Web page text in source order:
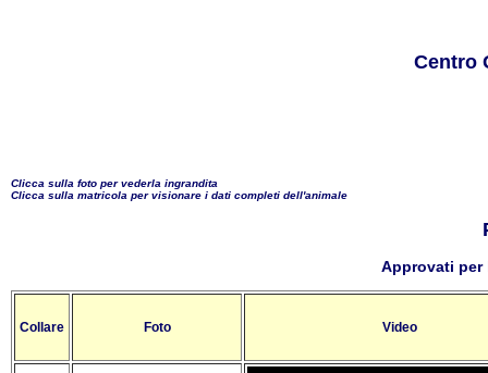
Centro
Clicca sulla foto per vederla ingrandita
Clicca sulla matricola per visionare i dati completi dell'animale
Approvati per
Collare Foto Video